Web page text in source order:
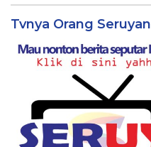
Tvnya Orang Seruyan